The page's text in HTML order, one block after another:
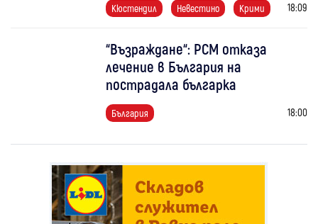
Кюстендил Невестино Крими 18:09
“Възраждане“: РСМ отказа
лечение в България на
пострадала българка
България 18:00